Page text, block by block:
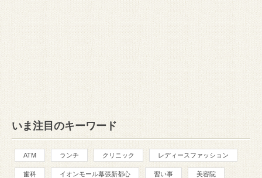
いま注目のキーワード
ATM ランチ クリニック レディースファッション
歯科 イオンモール幕張新都心 習い事 美容院